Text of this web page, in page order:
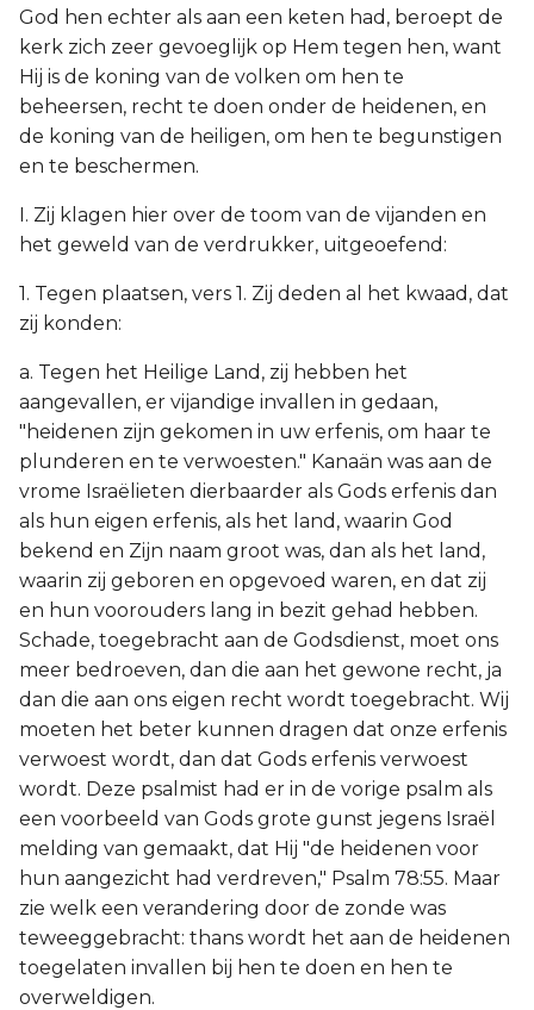
God hen echter als aan een keten had, beroept de
kerk zich zeer gevoeglijk op Hem tegen hen, want
Hij is de koning van de volken om hen te
beheersen, recht te doen onder de heidenen, en
de koning van de heiligen, om hen te begunstigen
en te beschermen.
I. Zij klagen hier over de toom van de vijanden en
het geweld van de verdrukker, uitgeoefend:
1. Tegen plaatsen, vers 1. Zij deden al het kwaad, dat
zij konden:
a. Tegen het Heilige Land, zij hebben het
aangevallen, er vijandige invallen in gedaan,
"heidenen zijn gekomen in uw erfenis, om haar te
plunderen en te verwoesten." Kanaän was aan de
vrome Israëlieten dierbaarder als Gods erfenis dan
als hun eigen erfenis, als het land, waarin God
bekend en Zijn naam groot was, dan als het land,
waarin zij geboren en opgevoed waren, en dat zij
en hun voorouders lang in bezit gehad hebben.
Schade, toegebracht aan de Godsdienst, moet ons
meer bedroeven, dan die aan het gewone recht, ja
dan die aan ons eigen recht wordt toegebracht. Wij
moeten het beter kunnen dragen dat onze erfenis
verwoest wordt, dan dat Gods erfenis verwoest
wordt. Deze psalmist had er in de vorige psalm als
een voorbeeld van Gods grote gunst jegens Israël
melding van gemaakt, dat Hij "de heidenen voor
hun aangezicht had verdreven," Psalm 78:55. Maar
zie welk een verandering door de zonde was
teweeggebracht: thans wordt het aan de heidenen
toegelaten invallen bij hen te doen en hen te
overweldigen.